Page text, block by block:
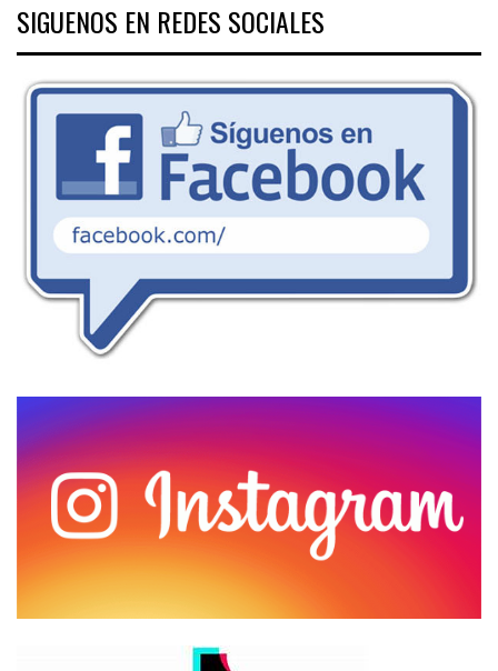
SIGUENOS EN REDES SOCIALES